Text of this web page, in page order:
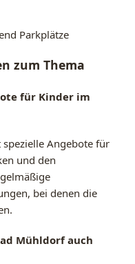
Parkplätze
zum Thema
für Kinder im
Angebote für
und den
bei denen die
Mühldorf auch